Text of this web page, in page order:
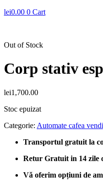
lei0.00 0 Cart
Out of Stock
Corp stativ
lei1,700.00
Stoc epuizat
Categorie: Automate cafea
Transportul gratuit la
Retur Gratuit in 14 zile
Vă oferim opțiuni de